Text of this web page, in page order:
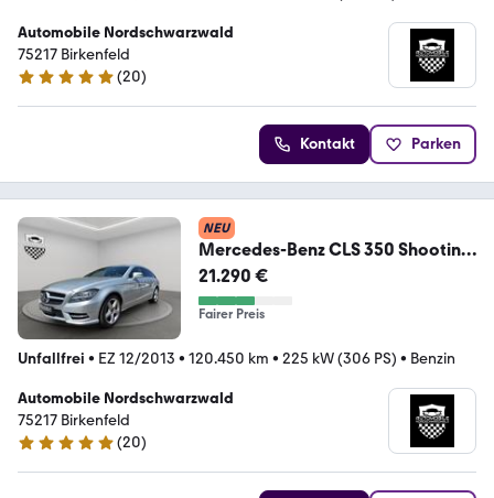
Automobile Nordschwarzwald
75217 Birkenfeld
5 Sterne
(20)
Kontakt Parken
NEU
Mercedes-Benz CLS 350 Shooting
Brake BE AMG| SDACH 8FACH SHZ
21.290 €
Fairer Preis
Unfallfrei • EZ 12/2013 • 120.450 km • 225 kW (306 PS) • Benzin
Automobile Nordschwarzwald
75217 Birkenfeld
5 Sterne
(20)